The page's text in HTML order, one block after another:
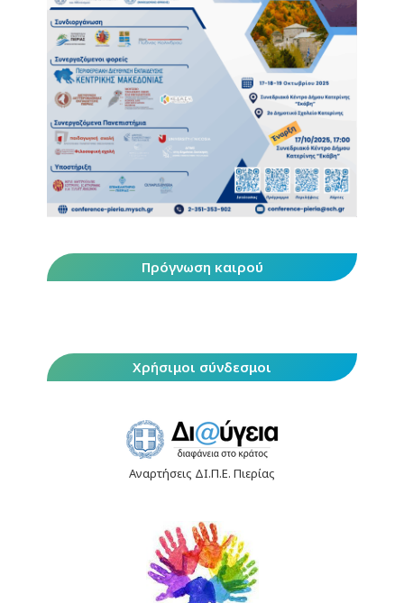
Πρόγνωση καιρού
Χρήσιμοι σύνδεσμοι
Αναρτήσεις ΔΙ.Π.Ε. Πιερίας